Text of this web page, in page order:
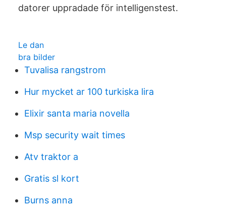
datorer uppradade för intelligenstest.
Le dan
bra bilder
Tuvalisa rangstrom
Hur mycket ar 100 turkiska lira
Elixir santa maria novella
Msp security wait times
Atv traktor a
Gratis sl kort
Burns anna